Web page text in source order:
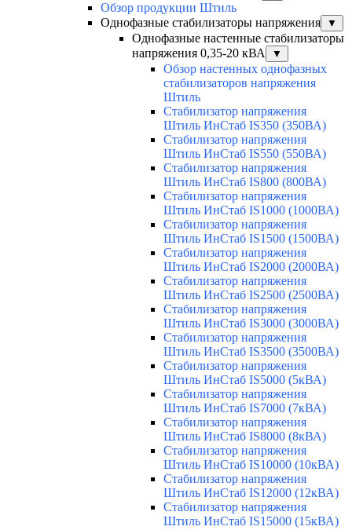
Обзор продукции Штиль
Однофазные стабилизаторы напряжения
▼
Однофазные настенные стабилизаторы
напряжения 0,35-20 кВА
▼
Обзор настенных однофазных
стабилизаторов напряжения
Штиль
Стабилизатор напряжения
Штиль ИнСтаб IS350 (350ВА)
Стабилизатор напряжения
Штиль ИнСтаб IS550 (550ВА)
Стабилизатор напряжения
Штиль ИнСтаб IS800 (800ВА)
Стабилизатор напряжения
Штиль ИнСтаб IS1000 (1000ВА)
Стабилизатор напряжения
Штиль ИнСтаб IS1500 (1500ВА)
Стабилизатор напряжения
Штиль ИнСтаб IS2000 (2000ВА)
Стабилизатор напряжения
Штиль ИнСтаб IS2500 (2500ВА)
Стабилизатор напряжения
Штиль ИнСтаб IS3000 (3000ВА)
Стабилизатор напряжения
Штиль ИнСтаб IS3500 (3500ВА)
Стабилизатор напряжения
Штиль ИнСтаб IS5000 (5кВА)
Стабилизатор напряжения
Штиль ИнСтаб IS7000 (7кВА)
Стабилизатор напряжения
Штиль ИнСтаб IS8000 (8кВА)
Стабилизатор напряжения
Штиль ИнСтаб IS10000 (10кВА)
Стабилизатор напряжения
Штиль ИнСтаб IS12000 (12кВА)
Стабилизатор напряжения
Штиль ИнСтаб IS15000 (15кВА)